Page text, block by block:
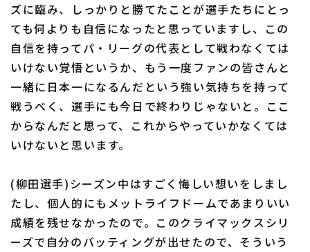
ズに臨み、しっかりと勝てたことが選手たちにとっ
ても何よりも自信になったと思っていますし、この
自信を持ってパ・リーグの代表として戦わなくては
いけない覚悟というか、もう一度ファンの皆さんと
一緒に日本一になるんだという強い気持ちを持って
戦うべく、選手にも今日で終わりじゃないと。ここ
からなんだと思って、これからやっていかなくては
いけないと思います。
(柳田選手)シーズン中はすごく悔しい想いをしまし
たし、個人的にもメットライフドームであまりいい
成績を残せなかったので。このクライマックスシリ
ーズで自分のバッティングが出せたので、そういう